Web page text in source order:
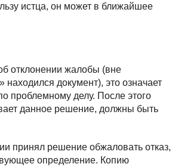
истца, он может в ближайшее
отклонении жалобы (вне
находился документ), это означает
проблемному делу. После этого
данное решение, должны быть
принял решение обжаловать отказ,
определение. Копию